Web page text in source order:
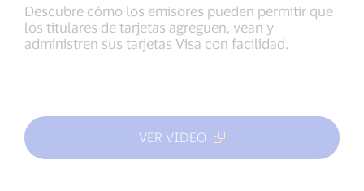
Descubre cómo los emisores pueden permitir que
los titulares de tarjetas agreguen, vean y
administren sus tarjetas Visa con facilidad.
VER VIDEO